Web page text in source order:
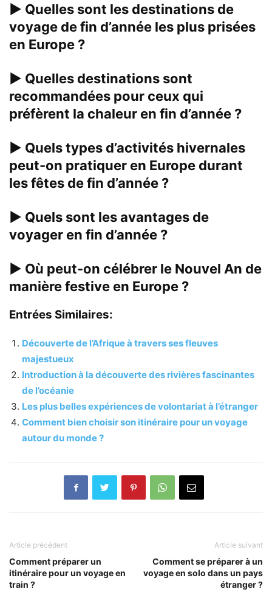
▶ Quelles sont les destinations de
voyage de fin d’année les plus prisées
en Europe ?
▶ Quelles destinations sont
recommandées pour ceux qui
préfèrent la chaleur en fin d’année ?
▶ Quels types d’activités hivernales
peut-on pratiquer en Europe durant
les fêtes de fin d’année ?
▶ Quels sont les avantages de
voyager en fin d’année ?
▶ Où peut-on célébrer le Nouvel An de
manière festive en Europe ?
Entrées Similaires:
Découverte de l’Afrique à travers ses fleuves
majestueux
Introduction à la découverte des rivières fascinantes
de l’océanie
Les plus belles expériences de volontariat à l’étranger
Comment bien choisir son itinéraire pour un voyage
autour du monde ?
Article précédent
Comment préparer un
itinéraire pour un voyage en
train ?
Article suivant
Comment se préparer à un
voyage en solo dans un pays
étranger ?